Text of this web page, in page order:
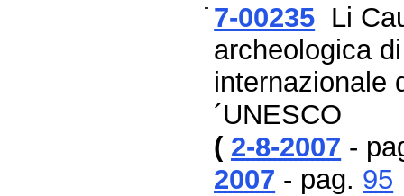
7-00235 Li
archeologica
internazionale
´UNESCO
( 2-8-2007 -
2007 - pag. 95